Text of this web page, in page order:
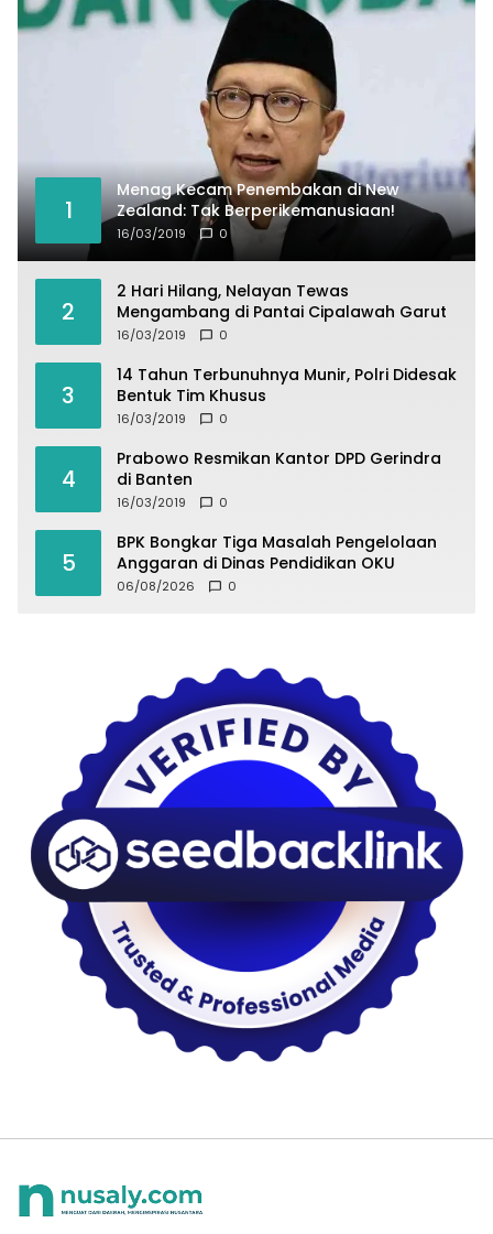
1
Menag Kecam Penembakan di New
Zealand: Tak Berperikemanusiaan!
16/03/2019 0
2
2 Hari Hilang, Nelayan Tewas
Mengambang di Pantai Cipalawah Garut
16/03/2019 0
3
14 Tahun Terbunuhnya Munir, Polri Didesak
Bentuk Tim Khusus
16/03/2019 0
4
Prabowo Resmikan Kantor DPD Gerindra
di Banten
16/03/2019 0
5
BPK Bongkar Tiga Masalah Pengelolaan
Anggaran di Dinas Pendidikan OKU
06/08/2026 0